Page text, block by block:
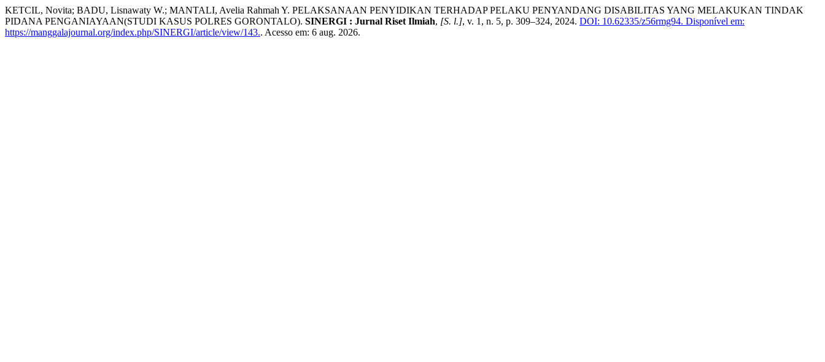
KETCIL, Novita; BADU, Lisnawaty W.; MANTALI, Avelia Rahmah Y. PELAKSANAAN PENYIDIKAN TERHADAP PELAKU PENYANDANG DISABILITAS YANG MELAKUKAN TINDAK
PIDANA PENGANIAYAAN(STUDI KASUS POLRES GORONTALO). SINERGI : Jurnal Riset Ilmiah, [S. l.], v. 1, n. 5, p. 309–324, 2024. DOI: 10.62335/z56rmg94. Disponível em:
https://manggalajournal.org/index.php/SINERGI/article/view/143.. Acesso em: 6 aug. 2026.